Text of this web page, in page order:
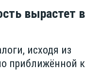
вырастет в
исходя из
приближённой к